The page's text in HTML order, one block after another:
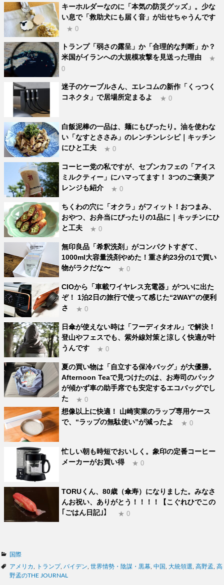
キーホルダーなのに「本気の防災グッズ」。少な
い息で「救助犬にも届く音」が出せちゃうんです
★ 0
トランプ「弱さの露呈」か「合理的な判断」か？
米国がイランへの大規模攻撃を見送った理由
★
0
迷子のケーブルさん、エレコムの新作「くっつく
コネクタ」で居場所定まるよ
★ 0
白飯泥棒の一品は、麺にもぴったり。油を使わな
い「なすとささみ」のレンチンレシピ｜キッチン
にひと工夫
★ 0
コーヒー党の私ですが、セブンカフェの「アイス
ミルクティー」にハマってます！ 3つのご褒美ア
レンジも紹介
★ 0
ちくわの穴に「オクラ」がフィット！おつまみ、
おやつ、お弁当にぴったりの1品に｜キッチンにひ
と工夫
★ 0
無印良品「希釈洗剤」がコンパクトすぎて、
1000ml大容量洗剤やめた！重さ約23分の1で買い
物がラクだな〜
★ 0
CIOから「車載ワイヤレス充電器」がついに出た
ぞ！ 1泊2日の旅行で使って感じた“2WAY”の便利
さ
★ 0
日傘が使えない時は「フーディタオル」で解決！
登山やフェスでも、紫外線対策と涼しく快適が叶
うんです
★ 0
夏の買い物は「自立する保冷バッグ」が大優勝。
Afternoon Teaで見つけたのは、お寿司のパック
が傾かず車の助手席でも安定するエコバッグでし
た
★ 0
想像以上に快適！ 山崎実業のラップ専用ケース
で、“ラップの無駄使い”が減ったよ
★ 0
忙しい朝も時短でおいしく。象印の定番コーヒー
メーカーがお買い得
★ 0
TORUくん、80歳（傘寿）になりました。みなさ
んお祝い、ありがとう！！！！【こぐれひでこの
｢ごはん日記｣】
★ 0
カ
テ
ゴ
国際
タ
グ
アメリカ トランプ, バイデン 世界情勢・陰謀・黒幕 中国 大統領選 高野孟 高
野孟のTHE JOURNAL